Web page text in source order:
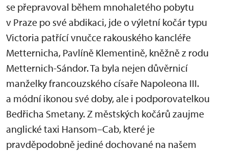
se přepravoval během mnohaletého pobytu
v Praze po své abdikaci, jde o výletní kočár typu
Victoria patřící vnučce rakouského kancléře
Metternicha, Pavlíně Klementině, kněžně z rodu
Metternich-Sándor. Ta byla nejen důvěrnicí
manželky francouzského císaře Napoleona III.
a módní ikonou své doby, ale i podporovatelkou
Bedřicha Smetany. Z městských kočárů zaujme
anglické taxi Hansom–Cab, které je
pravděpodobně jediné dochované na našem